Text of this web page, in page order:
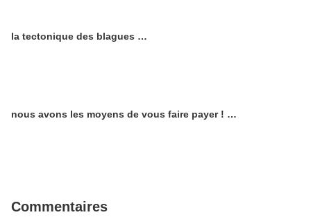
la tectonique des blagues …
nous avons les moyens de vous faire payer ! …
Commentaires